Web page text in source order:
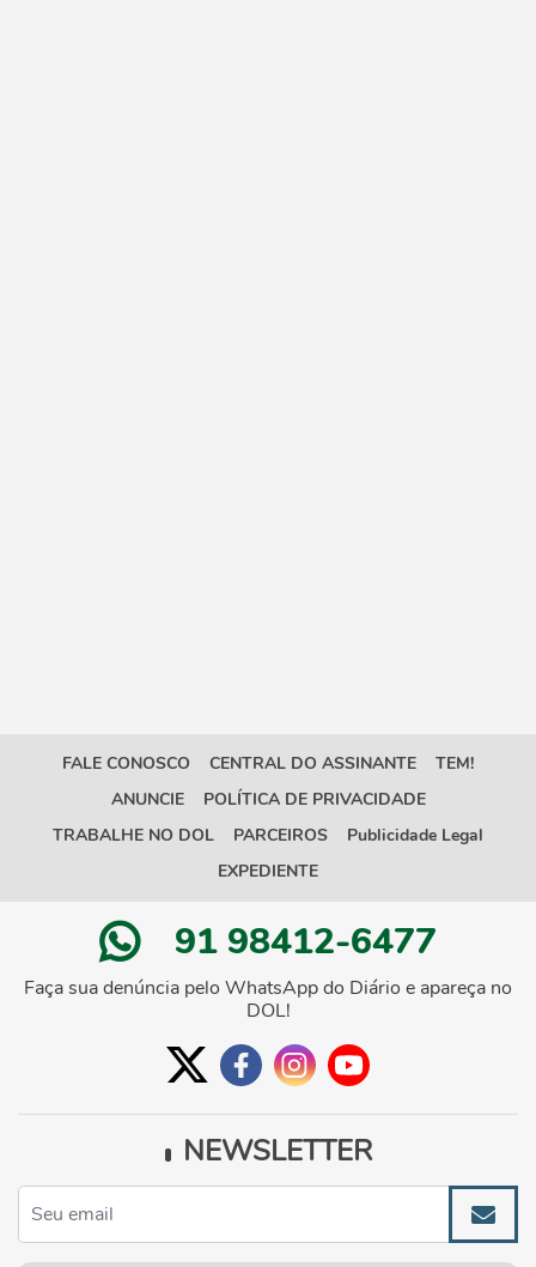
FALE CONOSCO CENTRAL DO ASSINANTE
TEM!
ANUNCIE
POLÍTICA DE PRIVACIDADE
TRABALHE NO DOL
PARCEIROS
Publicidade Legal
EXPEDIENTE
91 98412-6477
Faça sua denúncia pelo WhatsApp do Diário e apareça no
DOL!
NEWSLETTER